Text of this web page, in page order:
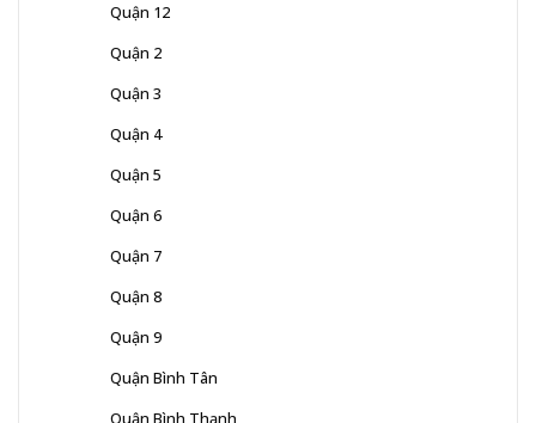
Quận 12
Quận 2
Quận 3
Quận 4
Quận 5
Quận 6
Quận 7
Quận 8
Quận 9
Quận Bình Tân
Quận Bình Thạnh